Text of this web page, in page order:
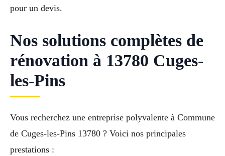
pour un devis.
Nos solutions complètes de
rénovation à 13780 Cuges-
les-Pins
Vous recherchez une entreprise polyvalente à Commune
de Cuges-les-Pins 13780 ? Voici nos principales
prestations :